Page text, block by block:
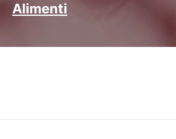
Alimenti